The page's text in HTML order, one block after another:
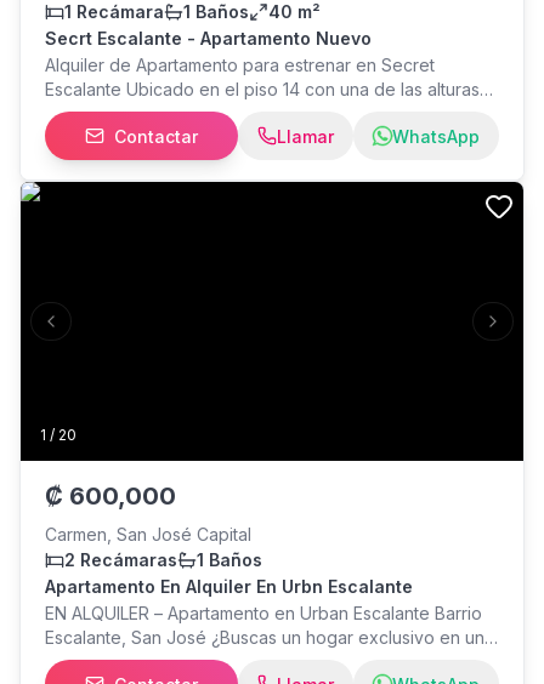
1 Recámara
1 Baños
40 m²
Secrt Escalante - Apartamento Nuevo
Alquiler de Apartamento para estrenar en Secret
Escalante Ubicado en el piso 14 con una de las alturas
más exclusivas de la torre Apartamento cuenta con vista
norte Balcón Techos altos Luz natural. Precio: U$900.00
Deposito por el mismo monto. Medidas: 40m2
Caracteristicas: * 1 habitación * 1 baño * no cuenta con
puede agregar la linea blanca. Publicado por
Contactar Llamar WhatsApp
1 / 20
Previous slide Next
₡ 600,000
Carmen, San José Capital
2 Recámaras
1 Baños
Apartamento En Alquiler En Urbn Escalante
EN ALQUILER – Apartamento en Urban Escalante Barrio
Escalante, San José ¿Buscas un hogar exclusivo en una
de las zonas más vibrantes y tranquilas de la ciudad?